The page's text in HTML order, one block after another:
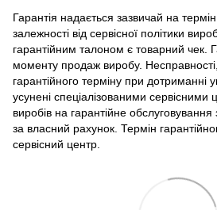
Гарантія надається зазвичай на
залежності від сервісної політики
гарантійним талоном є товарний чек.
моменту продаж виробу.
гарантійного терміну при дотриманні
усунені спеціалізованими сервісними
виробів на гарантійне
за власний рахунок. Термін
сервісний центр.